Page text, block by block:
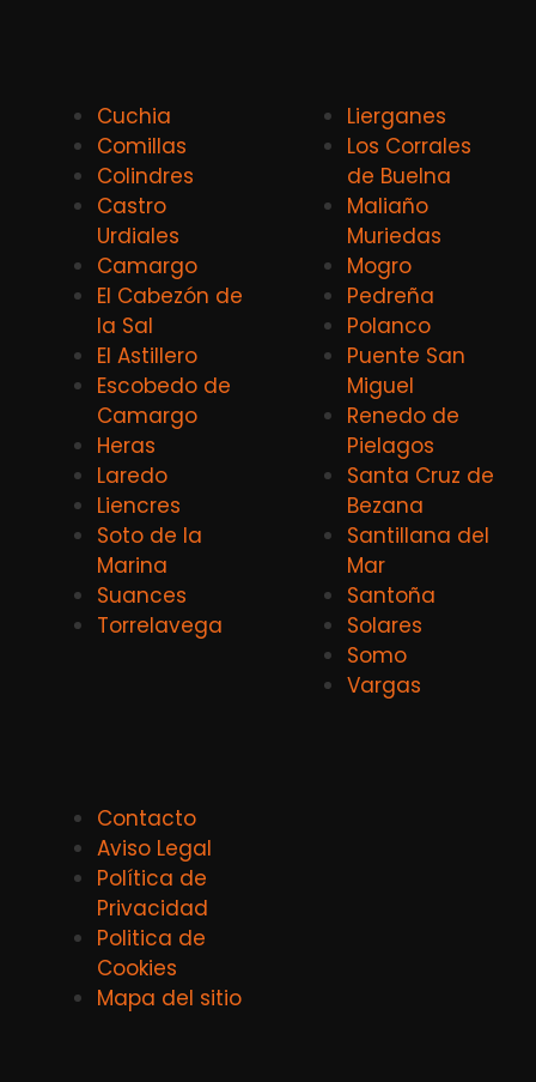
Cuchia
Comillas
Colindres
Castro
Urdiales
Camargo
El Cabezón de
la Sal
El Astillero
Escobedo de
Camargo
Heras
Laredo
Liencres
Soto de la
Marina
Suances
Torrelavega
Lierganes
Los Corrales
de Buelna
Maliaño
Muriedas
Mogro
Pedreña
Polanco
Puente San
Miguel
Renedo de
Pielagos
Santa Cruz de
Bezana
Santillana del
Mar
Santoña
Solares
Somo
Vargas
Contacto
Aviso Legal
Política de
Privacidad
Politica de
Cookies
Mapa del sitio